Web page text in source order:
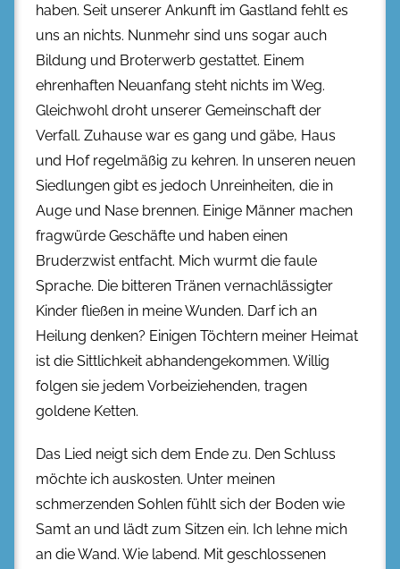
haben. Seit unserer Ankunft im Gastland fehlt es
uns an nichts. Nunmehr sind uns sogar auch
Bildung und Broterwerb gestattet. Einem
ehrenhaften Neuanfang steht nichts im Weg.
Gleichwohl droht unserer Gemeinschaft der
Verfall. Zuhause war es gang und gäbe, Haus
und Hof regelmäßig zu kehren. In unseren neuen
Siedlungen gibt es jedoch Unreinheiten, die in
Auge und Nase brennen. Einige Männer machen
fragwürde Geschäfte und haben einen
Bruderzwist entfacht. Mich wurmt die faule
Sprache. Die bitteren Tränen vernachlässigter
Kinder fließen in meine Wunden. Darf ich an
Heilung denken? Einigen Töchtern meiner Heimat
ist die Sittlichkeit abhandengekommen. Willig
folgen sie jedem Vorbeiziehenden, tragen
goldene Ketten.
Das Lied neigt sich dem Ende zu. Den Schluss
möchte ich auskosten. Unter meinen
schmerzenden Sohlen fühlt sich der Boden wie
Samt an und lädt zum Sitzen ein. Ich lehne mich
an die Wand. Wie labend. Mit geschlossenen